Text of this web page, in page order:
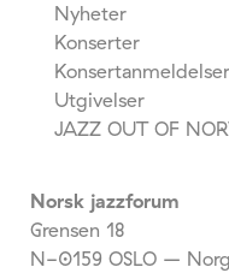
Nyheter
Konserter
Konsertanmeldelser
Utgivelser
JAZZ OUT OF
Norsk jazzforum
Grensen 18
N-0159 OSLO –